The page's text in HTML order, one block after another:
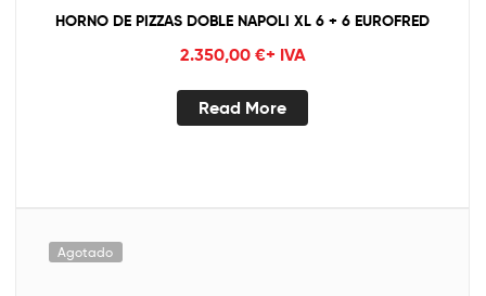
HORNO DE PIZZAS DOBLE NAPOLI XL 6 + 6 EUROFRED
2.350,00 €+ IVA
Read More
Agotado